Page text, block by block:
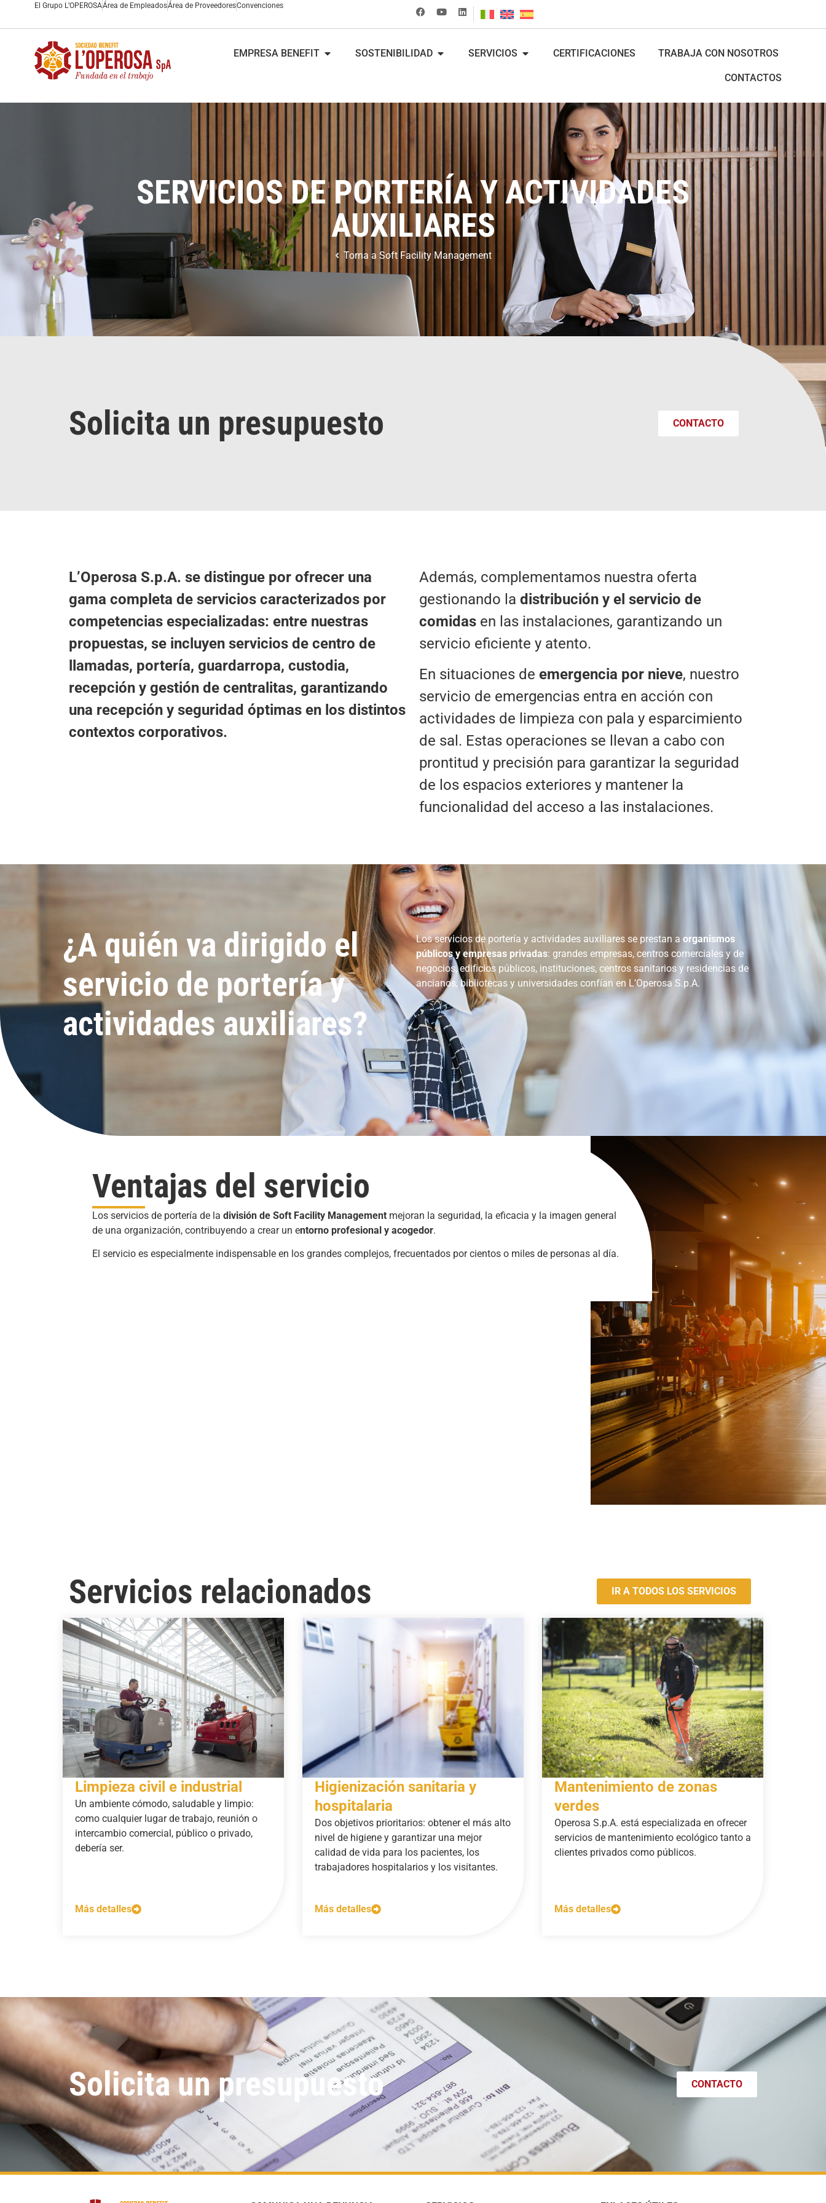
El Grupo L’OPEROSAÁrea de EmpleadosÁrea de ProveedoresConvenciones
EMPRESA BENEFIT SOSTENIBILIDAD SERVICIOS CERTIFICACIONES TRABAJA CON NOSOTROS
CONTACTOS
SERVICIOS DE PORTERÍA Y ACTIVIDADES
AUXILIARES
Torna a Soft Facility Management
Solicita un presupuesto CONTACTO
L’Operosa S.p.A. se distingue por ofrecer una
gama completa de servicios caracterizados por
competencias especializadas: entre nuestras
propuestas, se incluyen servicios de centro de
llamadas, portería, guardarropa, custodia,
recepción y gestión de centralitas, garantizando
una recepción y seguridad óptimas en los distintos
contextos corporativos.
Además, complementamos nuestra oferta
gestionando la distribución y el servicio de
comidas en las instalaciones, garantizando un
servicio eficiente y atento.
En situaciones de emergencia por nieve, nuestro
servicio de emergencias entra en acción con
actividades de limpieza con pala y esparcimiento
de sal. Estas operaciones se llevan a cabo con
prontitud y precisión para garantizar la seguridad
de los espacios exteriores y mantener la
funcionalidad del acceso a las instalaciones.
¿A quién va dirigido el
servicio de portería y
actividades auxiliares?
Los servicios de portería y actividades auxiliares se prestan a organismos
públicos y empresas privadas: grandes empresas, centros comerciales y de
negocios, edificios públicos, instituciones, centros sanitarios y residencias de
ancianos, bibliotecas y universidades confían en L’Operosa S.p.A.
Ventajas del servicio
Los servicios de portería de la división de Soft Facility Management mejoran la seguridad, la eficacia y la imagen general
de una organización, contribuyendo a crear un entorno profesional y acogedor.
El servicio es especialmente indispensable en los grandes complejos, frecuentados por cientos o miles de personas al día.
Servicios relacionados IR A TODOS LOS SERVICIOS
Limpieza civil e industrial
Un ambiente cómodo, saludable y limpio:
como cualquier lugar de trabajo, reunión o
intercambio comercial, público o privado,
debería ser.
Más detalles
Higienización sanitaria y
hospitalaria
Dos objetivos prioritarios: obtener el más alto
nivel de higiene y garantizar una mejor
calidad de vida para los pacientes, los
trabajadores hospitalarios y los visitantes.
Más detalles
Mantenimiento de zonas
verdes
Operosa S.p.A. está especializada en ofrecer
servicios de mantenimiento ecológico tanto a
clientes privados como públicos.
Más detalles
Solicita un presupuesto CONTACTO